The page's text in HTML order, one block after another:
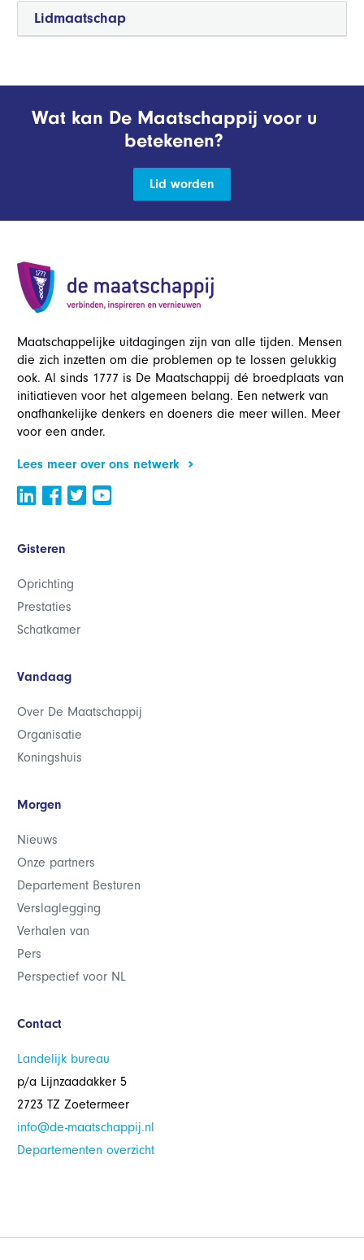
Lidmaatschap
Wat kan De Maatschappij voor u
betekenen?
Lid worden
Maatschappelijke uitdagingen zijn van alle tijden. Mensen
die zich inzetten om die problemen op te lossen gelukkig
ook. Al sinds 1777 is De Maatschappij dé broedplaats van
initiatieven voor het algemeen belang. Een netwerk van
onafhankelijke denkers en doeners die meer willen. Meer
voor een ander.
Lees meer over ons netwerk
Gisteren
Oprichting
Prestaties
Schatkamer
Vandaag
Over De Maatschappij
Organisatie
Koningshuis
Morgen
Nieuws
Onze partners
Departement Besturen
Verslaglegging
Verhalen van
Pers
Perspectief voor NL
Contact
Landelijk bureau
p/a Lijnzaadakker 5
2723 TZ Zoetermeer
info@de-maatschappij.nl
Departementen overzicht